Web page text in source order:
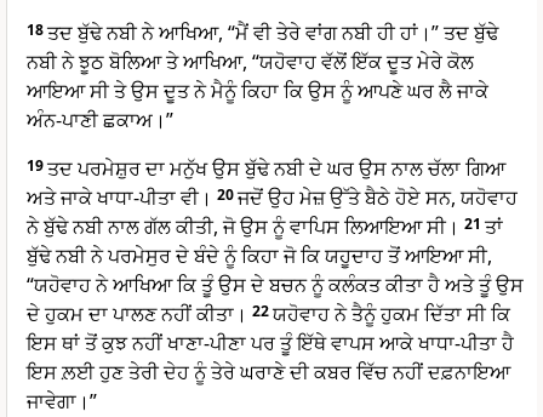
18ਤਦ ਬੁੱਢੇ ਨਬੀ ਨੇ ਆਖਿਆ, “ਮੈਂ ਵੀ ਤੇਰੇ ਵਾਂਗ ਨਬੀ ਹੀ ਹਾਂ।” ਤਦ ਬੁੱਢੇ
ਨਬੀ ਨੇ ਝੂਠ ਬੋਲਿਆ ਤੇ ਆਖਿਆ, “ਯਹੋਵਾਹ ਵੱਲੋਂ ਇੱਕ ਦੂਤ ਮੇਰੇ ਕੋਲ
ਆਇਆ ਸੀ ਤੇ ਉਸ ਦੂਤ ਨੇ ਮੈਨੂੰ ਕਿਹਾ ਕਿ ਉਸ ਨੂੰ ਆਪਣੇ ਘਰ ਲੈ ਜਾਕੇ
ਅੰਨ-ਪਾਣੀ ਛਕਾਅ।”
19ਤਦ ਪਰਮੇਸ਼ੁਰ ਦਾ ਮਨੁੱਖ ਉਸ ਬੁੱਢੇ ਨਬੀ ਦੇ ਘਰ ਉਸ ਨਾਲ ਚੱਲਾ ਗਿਆ
ਅਤੇ ਜਾਕੇ ਖਾਧਾ-ਪੀਤਾ ਵੀ। 20ਜਦੋਂ ਉਹ ਮੇਜ਼ ਉੱਤੇ ਬੈਠੇ ਹੋਏ ਸਨ, ਯਹੋਵਾਹ
ਨੇ ਬੁੱਢੇ ਨਬੀ ਨਾਲ ਗੱਲ ਕੀਤੀ, ਜੋ ਉਸ ਨੂੰ ਵਾਪਿਸ ਲਿਆਇਆ ਸੀ। 21 ਤਾਂ
ਬੁੱਢੇ ਨਬੀ ਨੇ ਪਰਮੇਸੁਰ ਦੇ ਬੰਦੇ ਨੂੰ ਕਿਹਾ ਜੋ ਕਿ ਯਹੂਦਾਹ ਤੋਂ ਆਇਆ ਸੀ,
“ਯਹੋਵਾਹ ਨੇ ਆਖਿਆ ਕਿ ਤੂੰ ਉਸ ਦੇ ਬਚਨ ਨੂੰ ਕਲੰਕਤ ਕੀਤਾ ਹੈ ਅਤੇ ਤੂੰ ਉਸ
ਦੇ ਹੁਕਮ ਦਾ ਪਾਲਣ ਨਹੀਂ ਕੀਤਾ। 22ਯਹੋਵਾਹ ਨੇ ਤੈਨੂੰ ਹੁਕਮ ਦਿੱਤਾ ਸੀ ਕਿ
ਇਸ ਥਾਂ ਤੋਂ ਕੁਝ ਨਹੀਂ ਖਾਣਾ-ਪੀਣਾ ਪਰ ਤੂੰ ਇੱਥੇ ਵਾਪਸ ਆਕੇ ਖਾਧਾ-ਪੀਤਾ ਹੈ
ਇਸ ਲ਼ਈ ਹੁਣ ਤੇਰੀ ਦੇਹ ਨੂੰ ਤੇਰੇ ਘਰਾਣੇ ਦੀ ਕਬਰ ਵਿੱਚ ਨਹੀਂ ਦਫ਼ਨਾਇਆ
ਜਾਵੇਗਾ।”